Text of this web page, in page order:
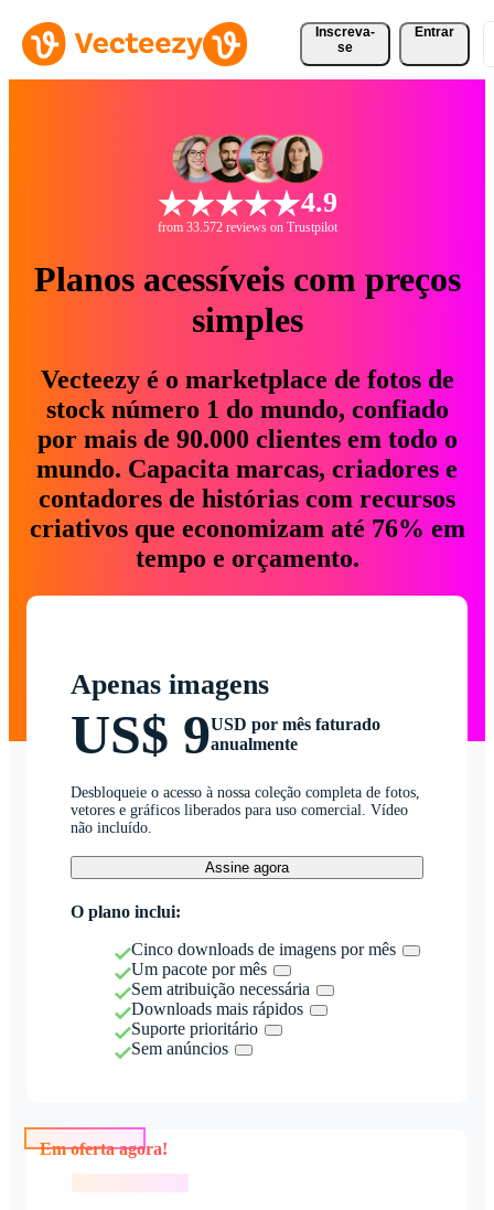
Inscreva-
se
Entrar
4.9
from 33.572 reviews on Trustpilot
Planos acessíveis com preços
simples
Vecteezy é o marketplace de fotos de
stock número 1 do mundo, confiado
por mais de 90.000 clientes em todo o
mundo. Capacita marcas, criadores e
contadores de histórias com recursos
criativos que economizam até 76% em
tempo e orçamento.
Apenas imagens
US$ 9USD por mês faturado
anualmente
Desbloqueie o acesso à nossa coleção completa de fotos,
vetores e gráficos liberados para uso comercial. Vídeo
não incluído.
Assine agora
O plano inclui:
Cinco downloads de imagens por mês
Um pacote por mês
Sem atribuição necessária
Downloads mais rápidos
Suporte prioritário
Sem anúncios